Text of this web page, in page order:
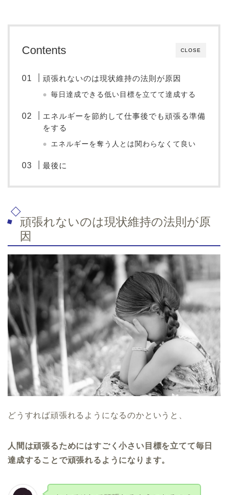
CLOSE
Contents
頑張れないのは現状維持の法則が原因
毎日達成できる低い目標を立てて達成する
エネルギーを節約して仕事後でも頑張る準備
をする
エネルギーを奪う人とは関わらなくて良い
最後に
頑張れないのは現状維持の法則が原
因
どうすれば頑張れるようになるのかというと、
人間は頑張るためにはすごく小さい目標を立てて毎日
達成することで頑張れるようになります。